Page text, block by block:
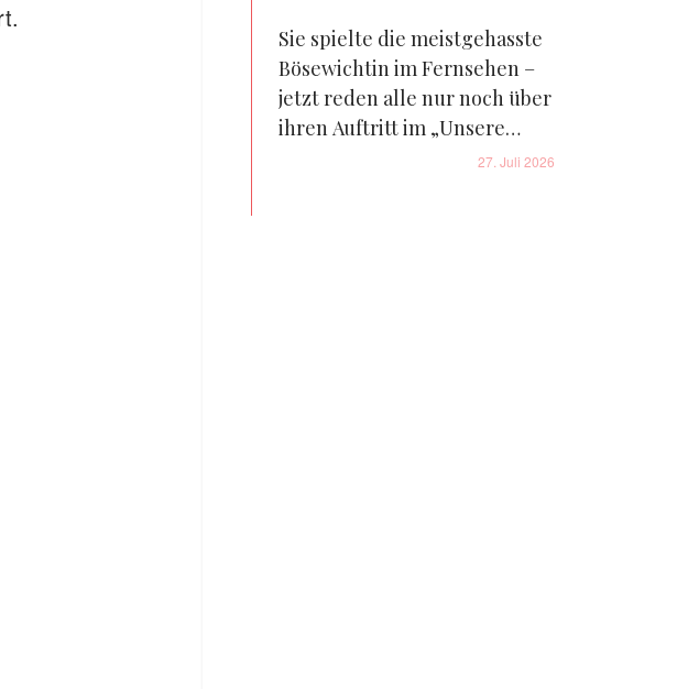
Sie spielte die meistgehasste
Bösewichtin im Fernsehen –
jetzt reden alle nur noch über
ihren Auftritt im „Unsere
kleine Farm“-Reboot – Fotos
27. Juli 2026